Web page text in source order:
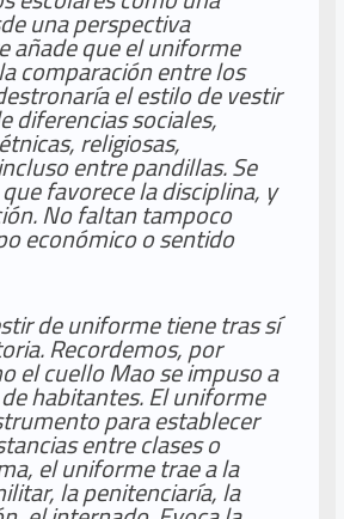
una perspectiva
añade que el uniforme
comparación entre los
el estilo de vestir
diferencias sociales,
religiosas,
entre pandillas. Se
favorece la disciplina, y
No faltan tampoco
económico o sentido
de uniforme tiene tras sí
Recordemos, por
el cuello Mao se impuso a
habitantes. El uniforme
para establecer
entre clases o
el uniforme trae a la
la penitenciaría, la